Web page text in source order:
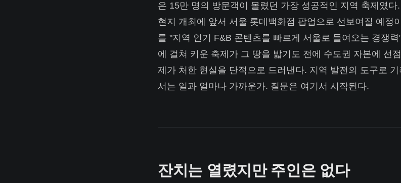
은 15만 명의 방문객이 몰렸던 가장 성공적인 지역 축제였
현지 개최에 앞서 서울 롯데백화점 팝업으로 선보여질 예정
를 "지역 인기 F&B 콘텐츠를 빠르게 서울로 들여오는 경쟁
에 걸쳐 키운 축제가 그 땅을 밟기도 전에 수도권 자본에 선
제가 처한 현실을 단적으로 드러낸다. 지역 발전의 도구로
서는 일과 얼마나 가까운가. 질문은 여기서 시작된다.
잔치는 열렸지만 주인은 없다